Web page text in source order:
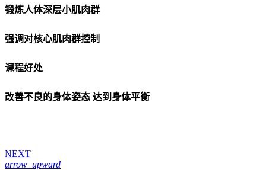
锻炼人体深层小肌肉群
强调对核心肌肉群控制
课程好处
改善不良的身体姿态 达到身体平衡
NEXT
arrow_upward